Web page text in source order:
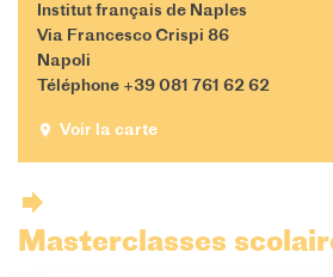
RECHERCHER
Institut français de Naples
Via Francesco Crispi 86
Napoli
Téléphone +39 081 761 62 62
Voir la carte
Masterclasses